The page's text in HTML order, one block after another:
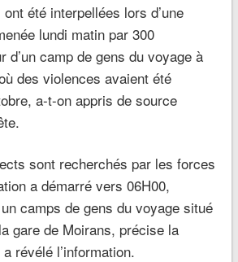
été interpellées lors d’une
lundi matin par 300
d’un camp de gens du voyage à
des violences avaient été
a-t-on appris de source
sont recherchés par les forces
a démarré vers 06H00,
camps de gens du voyage situé
gare de Moirans, précise la
révélé l’information.